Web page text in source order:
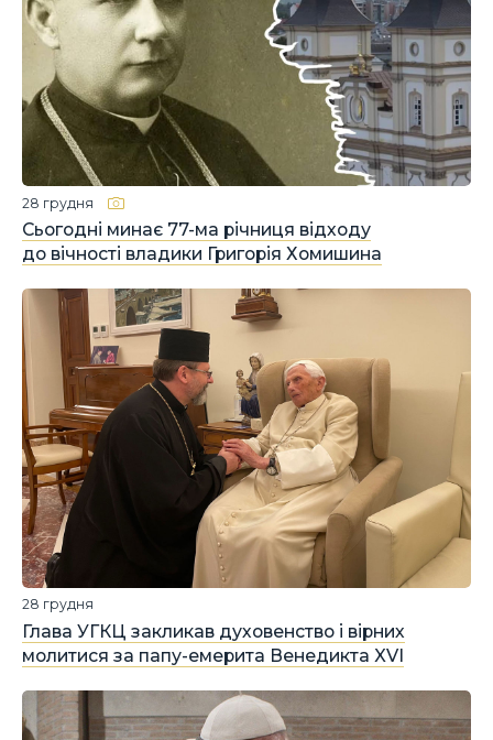
Сьогодні минає 77-ма річниця відходу
до вічності владики Григорія Хомишина
28 грудня
Глава УГКЦ закликав духовенство і вірних
молитися за папу-емерита Венедикта XVI
28 грудня